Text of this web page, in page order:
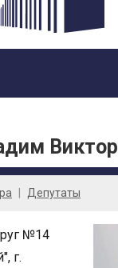
Депутаты
№14
г.